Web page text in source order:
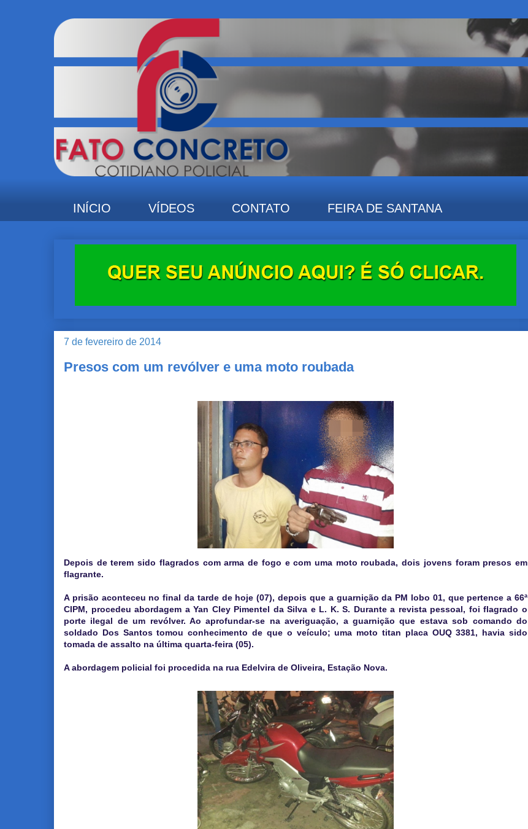
INÍCIO VÍDEOS CONTATO FEIRA DE SANTANA
7 de fevereiro de 2014
Presos com um revólver e uma moto roubada
Depois de terem sido flagrados com arma de fogo e com uma moto roubada, dois jovens foram presos em
flagrante.
A prisão aconteceu no final da tarde de hoje (07), depois que a guarnição da PM lobo 01, que pertence a 66ª
CIPM, procedeu abordagem a Yan Cley Pimentel da Silva e L. K. S. Durante a revista pessoal, foi flagrado o
porte ilegal de um revólver. Ao aprofundar-se na averiguação, a guarnição que estava sob comando do
soldado Dos Santos tomou conhecimento de que o veículo; uma moto titan placa OUQ 3381, havia sido
tomada de assalto na última quarta-feira (05).
A abordagem policial foi procedida na rua Edelvira de Oliveira, Estação Nova.